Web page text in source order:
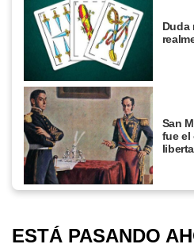
Duda
San
fue el
ESTÁ PASANDO